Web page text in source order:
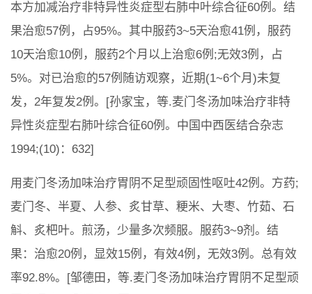
本方加减治疗非特异性炎症型右肺中叶综合征60例。结
果治愈57例，占95%。其中服药3~5天治愈41例，服药
10天治愈10例，服药2个月以上治愈6例;无效3例，占
5%。对已治愈的57例随访观察，近期(1~6个月)未复
发，2年复发2例。[孙家宝，等.麦门冬汤加味治疗非特
异性炎症型右肺叶综合征60例。中国中西医结合杂志
1994;(10)：632]
用麦门冬汤加味治疗胃阴不足型顽固性呕吐42例。方药;
麦门冬、半夏、人参、炙甘草、粳米、大枣、竹茹、石
斛、炙杷叶。煎汤，少量多次频服。服药3~9剂。结
果：治愈20例，显效15例，有效4例，无效3例。总有效
率92.8%。[邹德田，等.麦门冬汤加味治疗胃阴不足型顽